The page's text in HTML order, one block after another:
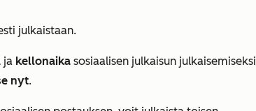
julkaistaan.
ja kellonaika sosiaalisen julkaisun julkaisemiseksi
nyt.